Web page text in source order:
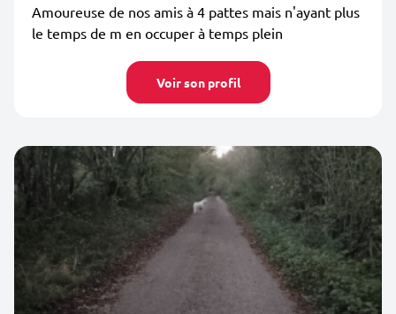
Amoureuse de nos amis à 4 pattes mais n'ayant plus
le temps de m en occuper à temps plein
Voir son profil